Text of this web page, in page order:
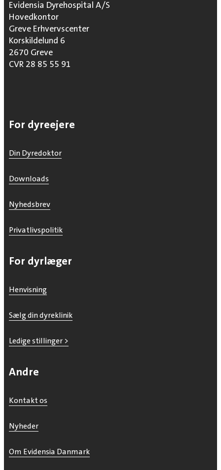
Evidensia Dyrehospital A/S
Hovedkontor
Greve Erhvervscenter
Korskildelund 6
2670 Greve
CVR 28 85 55 91
For dyreejere
Din Dyredoktor
Downloads
Nyhedsbrev
Privatlivspolitik
For dyrlæger
Henvisning
Sælg din dyreklinik
Ledige stillinger >
Andre
Kontakt os
Nyheder
Om Evidensia Danmark